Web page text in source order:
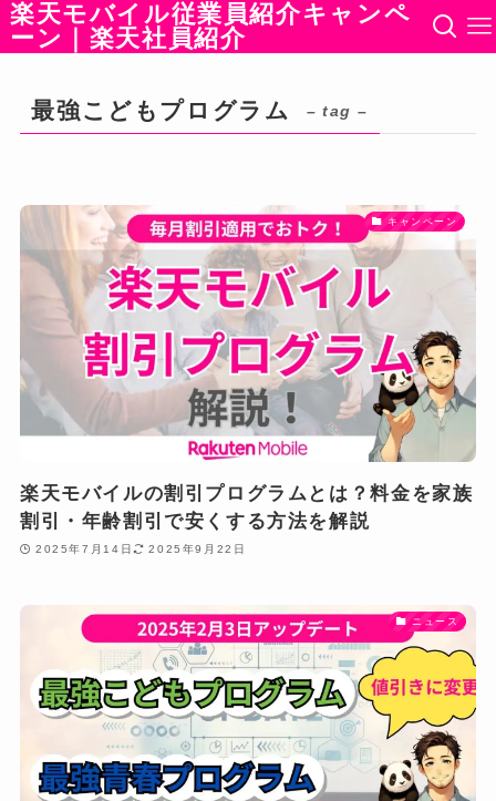
楽天モバイル従業員紹介キャンペ
ーン｜楽天社員紹介
最強こどもプログラム – tag –
キャンペーン
楽天モバイルの割引プログラムとは？料金を家族
割引・年齢割引で安くする方法を解説
2025年7月14日 2025年9月22日
ニュース